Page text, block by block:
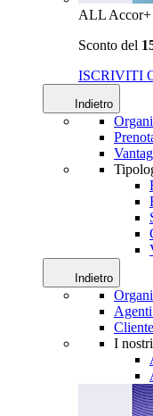
ALL Accor+
Sconto del
ISCRIVITI
Indietro
Indietro
I